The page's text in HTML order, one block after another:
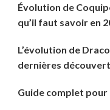
Évolution de
qu’il faut savoir en
L’évolution de
dernières
Guide complet pour